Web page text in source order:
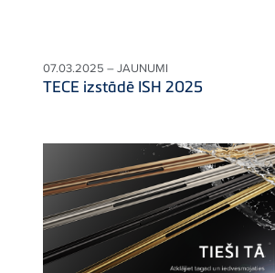
07.03.2025 – JAUNUMI
TECE izstādē ISH 2025